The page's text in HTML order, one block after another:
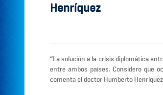
Henríquez
“La solución a la crisis diplomática
entre ambos países. Considero que
comenta el doctor Humberto